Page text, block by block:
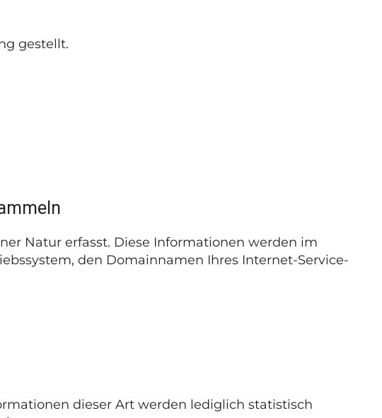
gestellt.
Natur erfasst. Diese Informationen werden im
den Domainnamen Ihres Internet-Service-
dieser Art werden lediglich statistisch